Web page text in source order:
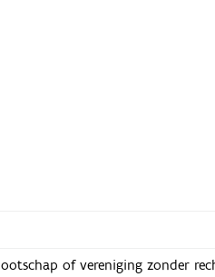
of vereniging zonder